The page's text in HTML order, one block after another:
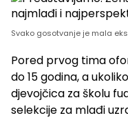
Svako gosotvanje je mala
Pored prvog tima
do 15 godina, a
djevojčica za školu
selekcije za mlađi